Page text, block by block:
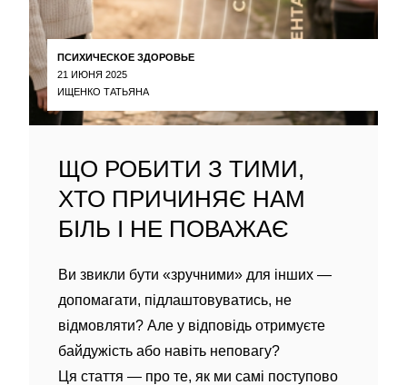
ПСИХИЧЕСКОЕ ЗДОРОВЬЕ
21 ИЮНЯ 2025
ИЩЕНКО ТАТЬЯНА
ЩО РОБИТИ З ТИМИ,
ХТО ПРИЧИНЯЄ НАМ
БІЛЬ І НЕ ПОВАЖАЄ
Ви звикли бути «зручними» для інших —
допомагати, підлаштовуватись, не
відмовляти? Але у відповідь отримуєте
байдужість або навіть неповагу?
Ця стаття — про те, як ми самі поступово